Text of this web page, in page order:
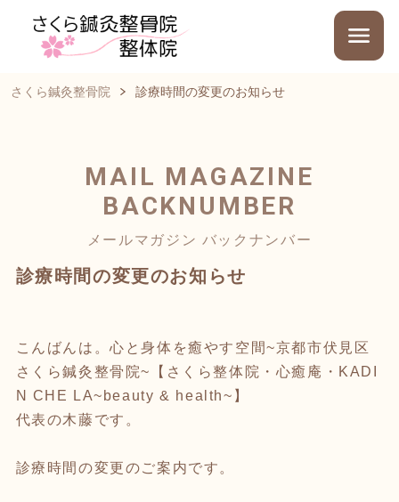
さくら鍼灸整骨院 診療時間の変更のお知らせ
MAIL MAGAZINE
BACKNUMBER
メールマガジン バックナンバー
診療時間の変更のお知らせ
こんばんは。心と身体を癒やす空間~京都市伏見区
さくら鍼灸整骨院~【さくら整体院・心癒庵・KADI
N CHE LA~beauty & health~】
代表の木藤です。
診療時間の変更のご案内です。